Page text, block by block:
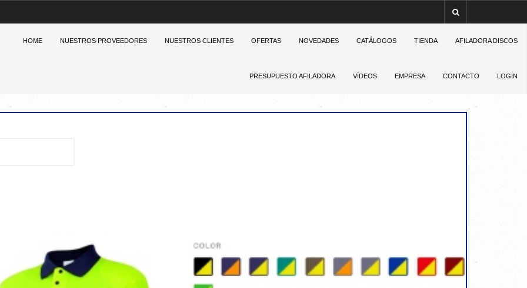
HOME NUESTROS PROVEEDORES NUESTROS CLIENTES OFERTAS NOVEDADES CATÁLOGOS TIENDA AFILADORA DISCOS
PRESUPUESTO AFILADORA VÍDEOS EMPRESA CONTACTO LOGIN